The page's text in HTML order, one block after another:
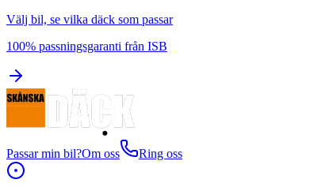
Välj bil, se vilka däck som passar
100% passningsgaranti från ISB
Passar min bil?Om oss Ring oss